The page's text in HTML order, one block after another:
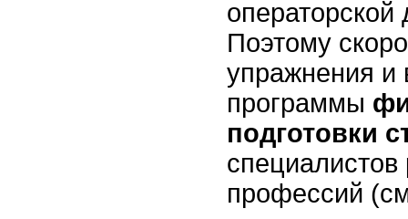
операторской
Поэтому
упражнения и
программы
подготовки
профессий